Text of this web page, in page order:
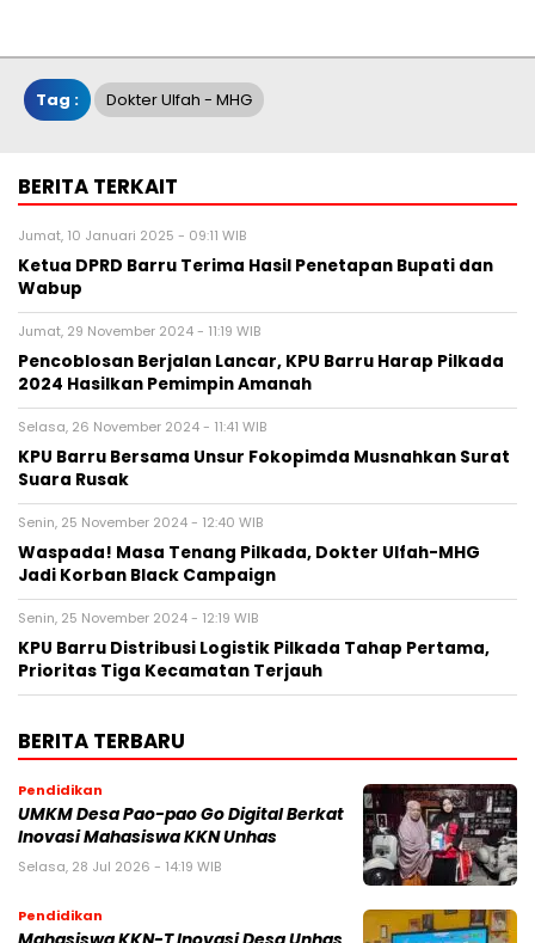
Tag : Dokter Ulfah - MHG
BERITA TERKAIT
Jumat, 10 Januari 2025 - 09:11 WIB
Ketua DPRD Barru Terima Hasil Penetapan Bupati dan
Wabup
Jumat, 29 November 2024 - 11:19 WIB
Pencoblosan Berjalan Lancar, KPU Barru Harap Pilkada
2024 Hasilkan Pemimpin Amanah
Selasa, 26 November 2024 - 11:41 WIB
KPU Barru Bersama Unsur Fokopimda Musnahkan Surat
Suara Rusak
Senin, 25 November 2024 - 12:40 WIB
Waspada! Masa Tenang Pilkada, Dokter Ulfah-MHG
Jadi Korban Black Campaign
Senin, 25 November 2024 - 12:19 WIB
KPU Barru Distribusi Logistik Pilkada Tahap Pertama,
Prioritas Tiga Kecamatan Terjauh
BERITA TERBARU
Pendidikan
UMKM Desa Pao-pao Go Digital Berkat
Inovasi Mahasiswa KKN Unhas
Selasa, 28 Jul 2026 - 14:19 WIB
Pendidikan